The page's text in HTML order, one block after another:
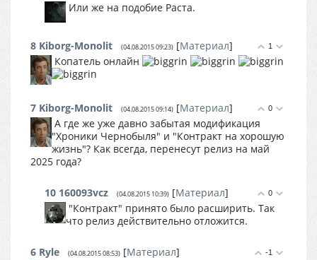
Или же на подобие Раста.
1
8 Kiborg-Monolit (04.08.2015 09:23) [Материал]
Копатель онлайн
0
7 Kiborg-Monolit (04.08.2015 09:14) [Материал]
А где же уже давно забытая модификация
"Хроники Чернобыля" и "Контракт на хорошую
жизнь"? Как всегда, перенесут релиз на май
2025 года?
0
10 160093vcz (04.08.2015 10:39) [Материал]
"Контракт" принято было расширить. Так
что релиз действительно отложится.
-1
6 Ryle (04.08.2015 08:53) [Материал]